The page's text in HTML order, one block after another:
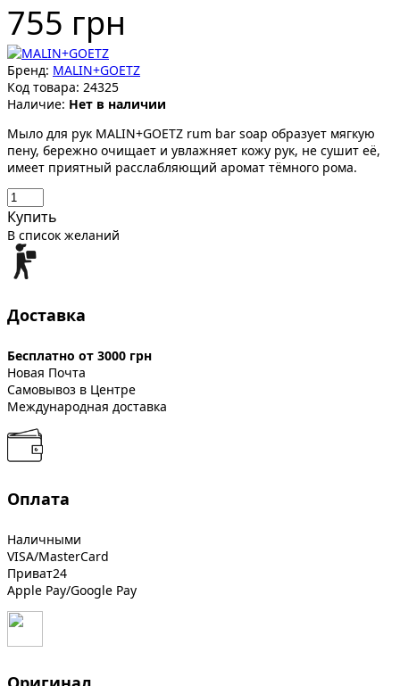
755 грн
Бренд: MALIN+GOETZ
Код товара: 24325
Наличие: Нет в наличии
Мыло для рук MALIN+GOETZ rum bar soap образует мягкую
пену, бережно очищает и увлажняет кожу рук, не сушит её,
имеет приятный расслабляющий аромат тёмного рома.
Купить
В список желаний
Доставка
Бесплатно от 3000 грн
Новая Почта
Самовывоз в Центре
Международная доставка
Оплата
Наличными
VISA/MasterCard
Приват24
Apple Pay/Google Pay